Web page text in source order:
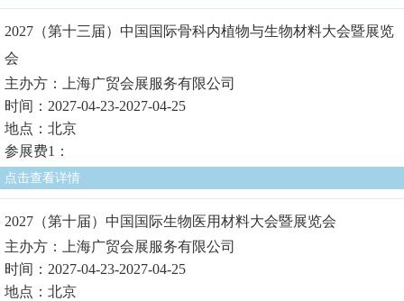
2027（第十三届）中国国际骨科内植物与生物材料大会暨展览
会
主办方：上海广贸会展服务有限公司
时间：2027-04-23-2027-04-25
地点：北京
参展费1：
点击查看详情
2027（第十届）中国国际生物医用材料大会暨展览会
主办方：上海广贸会展服务有限公司
时间：2027-04-23-2027-04-25
地点：北京